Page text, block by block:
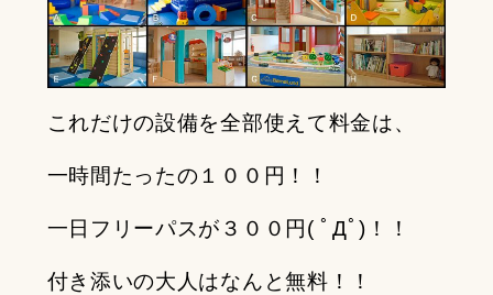
これだけの設備を全部使えて料金は、
一時間たったの１００円！！
一日フリーパスが３００円( ﾟДﾟ)！！
付き添いの大人はなんと無料！！